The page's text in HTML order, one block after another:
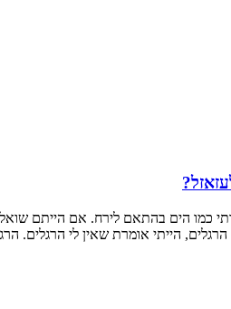
כמו הים בהתאם לירח. אם הייתם
הייתי אומרת שאין לי הרגלים.